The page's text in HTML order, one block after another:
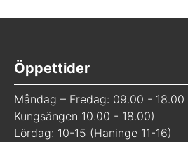
Öppettider
Måndag – Fredag: 09.00 - 18.00
Kungsängen 10.00 - 18.00)
Lördag: 10-15 (Haninge 11-16)